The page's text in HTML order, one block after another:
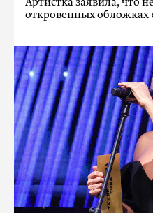
Артистка заявила, что
откровенных обложках